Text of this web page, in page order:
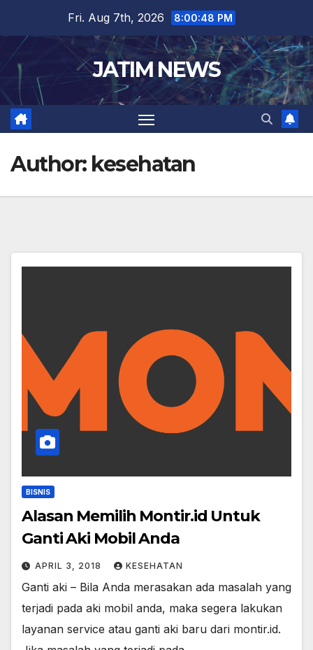
content
Fri. Aug 7th, 2026 8:00:49 PM
JATIM NEWS
Author: kesehatan
BISNIS
Alasan Memilih Montir.id Untuk
Ganti Aki Mobil Anda
APRIL 3, 2018 KESEHATAN
Ganti aki – Bila Anda merasakan ada masalah yang
terjadi pada aki mobil anda, maka segera lakukan
layanan service atau ganti aki baru dari montir.id.